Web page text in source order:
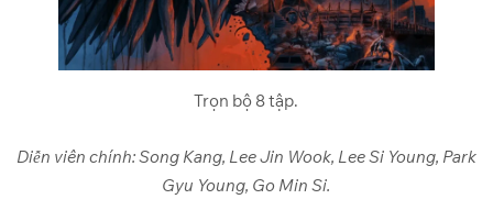
Trọn bộ 8 tập.
Diễn viên chính: Song Kang, Lee Jin Wook, Lee Si Young, Park
Gyu Young, Go Min Si.